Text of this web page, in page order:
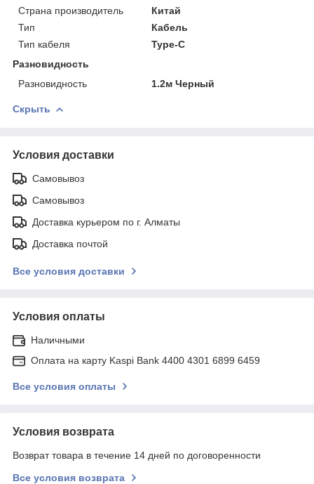
Страна производитель
Китай
Тип
Кабель
Тип кабеля
Type-C
Разновидность
Разновидность
1.2м Черный
Скрыть
Условия доставки
Самовывоз
Самовывоз
Доставка курьером по г. Алматы
Доставка почтой
Все условия доставки
Условия оплаты
Наличными
Оплата на карту Kaspi Bank 4400 4301 6899 6459
Все условия оплаты
Условия возврата
Возврат товара в течение 14 дней по договоренности
Все условия возврата